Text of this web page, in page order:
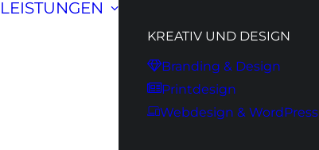
LEISTUNGEN
KREATIV UND DESIGN
Branding & Design
Printdesign
Webdesign & WordPress